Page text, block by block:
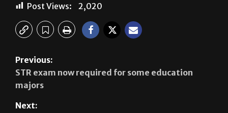
Post Views: 2,020
Previous:
STR exam now required for some education
majors
Next: